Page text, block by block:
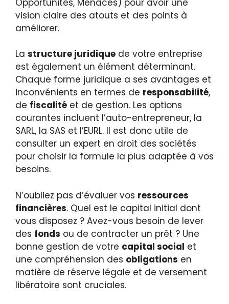
Opportunités, Menaces) pour avoir une
vision claire des atouts et des points à
améliorer.
La structure juridique de votre entreprise
est également un élément déterminant.
Chaque forme juridique a ses avantages et
inconvénients en termes de responsabilité,
de fiscalité et de gestion. Les options
courantes incluent l’auto-entrepreneur, la
SARL, la SAS et l’EURL. Il est donc utile de
consulter un expert en droit des sociétés
pour choisir la formule la plus adaptée à vos
besoins.
N’oubliez pas d’évaluer vos ressources
financières. Quel est le capital initial dont
vous disposez ? Avez-vous besoin de lever
des fonds ou de contracter un prêt ? Une
bonne gestion de votre capital social et
une compréhension des obligations en
matière de réserve légale et de versement
libératoire sont cruciales.